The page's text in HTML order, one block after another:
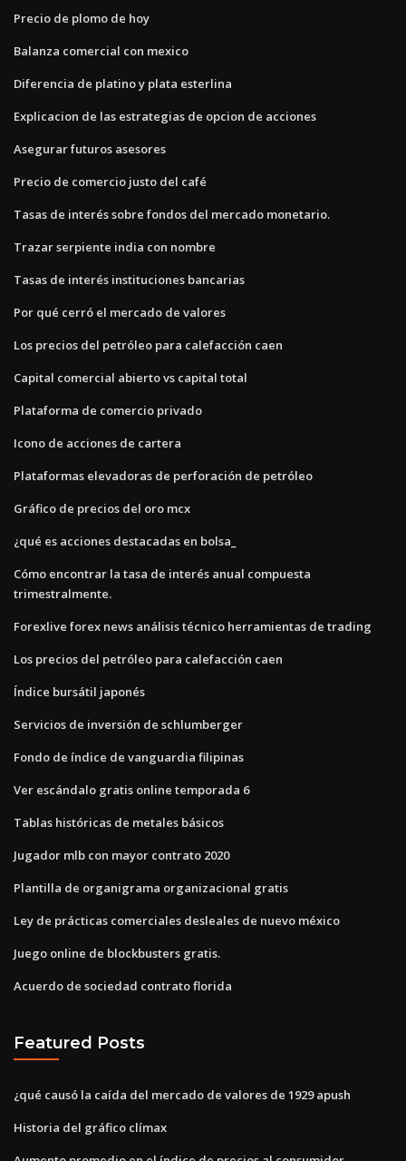
Precio de plomo de hoy
Balanza comercial con mexico
Diferencia de platino y plata esterlina
Explicacion de las estrategias de opcion de acciones
Asegurar futuros asesores
Precio de comercio justo del café
Tasas de interés sobre fondos del mercado monetario.
Trazar serpiente india con nombre
Tasas de interés instituciones bancarias
Por qué cerró el mercado de valores
Los precios del petróleo para calefacción caen
Capital comercial abierto vs capital total
Plataforma de comercio privado
Icono de acciones de cartera
Plataformas elevadoras de perforación de petróleo
Gráfico de precios del oro mcx
¿qué es acciones destacadas en bolsa_
Cómo encontrar la tasa de interés anual compuesta
trimestralmente.
Forexlive forex news análisis técnico herramientas de trading
Los precios del petróleo para calefacción caen
Índice bursátil japonés
Servicios de inversión de schlumberger
Fondo de índice de vanguardia filipinas
Ver escándalo gratis online temporada 6
Tablas históricas de metales básicos
Jugador mlb con mayor contrato 2020
Plantilla de organigrama organizacional gratis
Ley de prácticas comerciales desleales de nuevo méxico
Juego online de blockbusters gratis.
Acuerdo de sociedad contrato florida
Featured Posts
¿qué causó la caída del mercado de valores de 1929 apush
Historia del gráfico clímax